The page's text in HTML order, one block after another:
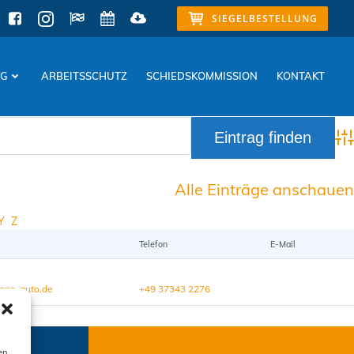
SIEGELBESTELLUNG
ARBEITSSCHUTZ SCHIEDSKOMMISSION KONTAKT
Alle Einträge anschauen
Z
Telefon E-Mail
auto.de +49 37343 2276